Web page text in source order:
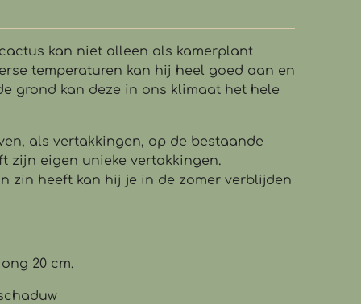
kan niet alleen als kamerplant
temperaturen kan hij heel goed aan en
grond kan deze in ons klimaat het hele
als vertakkingen, op de bestaande
zijn eigen unieke vertakkingen.
zin heeft kan hij je in de zomer verblijden
20 cm.